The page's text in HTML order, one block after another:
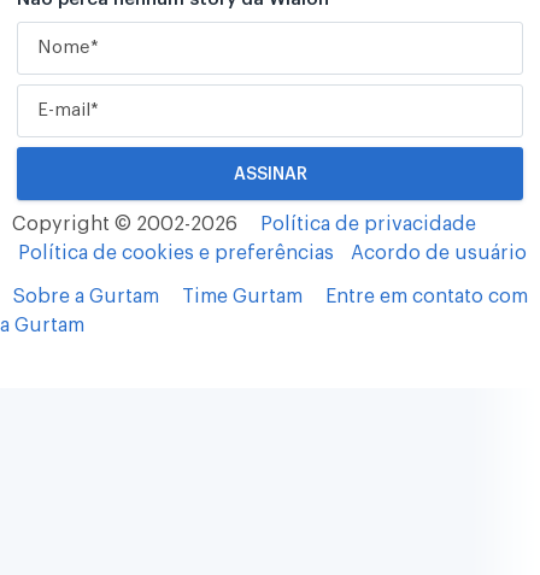
Copyright © 2002-2026
Política de privacidade
Política de cookies e preferências
Acordo de usuário
Sobre a Gurtam Time Gurtam
Entre em contato com
a Gurtam